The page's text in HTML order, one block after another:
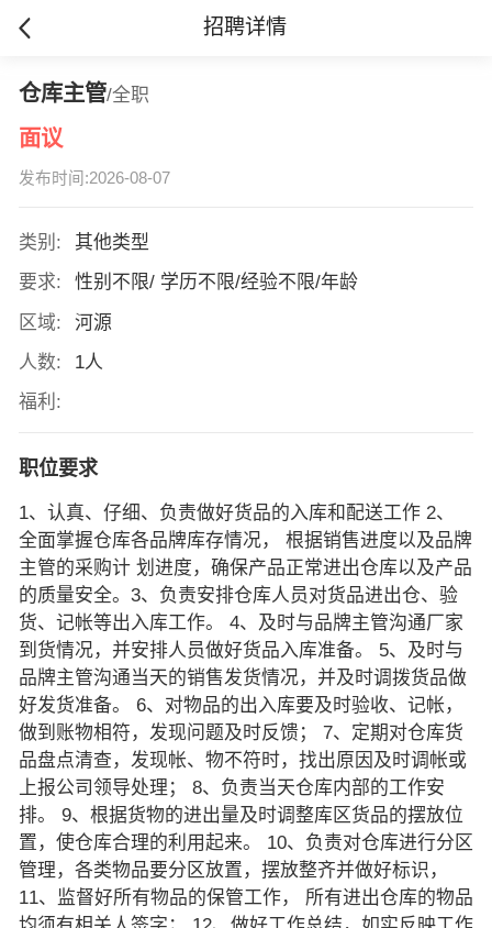
招聘详情
仓库主管/全职
面议
发布时间:2026-08-07
类别:
其他类型
要求:
性别不限/ 学历不限/经验不限/年龄
区域:
河源
人数:
1人
福利:
职位要求
1、认真、仔细、负责做好货品的入库和配送工作 2、
全面掌握仓库各品牌库存情况， 根据销售进度以及品牌
主管的采购计 划进度，确保产品正常进出仓库以及产品
的质量安全。3、负责安排仓库人员对货品进出仓、验
货、记帐等出入库工作。 4、及时与品牌主管沟通厂家
到货情况，并安排人员做好货品入库准备。 5、及时与
品牌主管沟通当天的销售发货情况，并及时调拨货品做
好发货准备。 6、对物品的出入库要及时验收、记帐，
做到账物相符，发现问题及时反馈； 7、定期对仓库货
品盘点清查，发现帐、物不符时，找出原因及时调帐或
上报公司领导处理； 8、负责当天仓库内部的工作安
排。 9、根据货物的进出量及时调整库区货品的摆放位
置，使仓库合理的利用起来。 10、负责对仓库进行分区
管理，各类物品要分区放置，摆放整齐并做好标识，
11、监督好所有物品的保管工作， 所有进出仓库的物品